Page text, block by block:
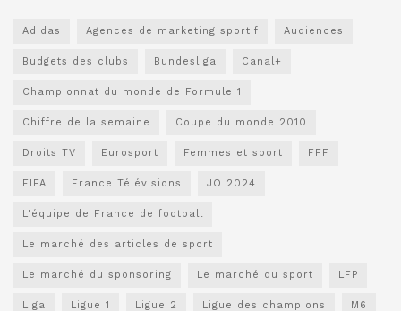
Adidas Agences de marketing sportif Audiences
Budgets des clubs Bundesliga Canal+
Championnat du monde de Formule 1
Chiffre de la semaine Coupe du monde 2010
Droits TV Eurosport Femmes et sport FFF
FIFA France Télévisions JO 2024
L'équipe de France de football
Le marché des articles de sport
Le marché du sponsoring Le marché du sport LFP
Liga Ligue 1 Ligue 2 Ligue des champions M6